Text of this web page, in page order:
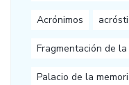
Acrónimos
Fragmentación de
Palacio de la